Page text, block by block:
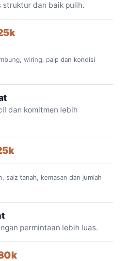
struktur dan baik pulih.
wiring, paip dan kondisi
dan komitmen lebih
saiz tanah, kemasan dan jumlah
permintaan lebih luas.